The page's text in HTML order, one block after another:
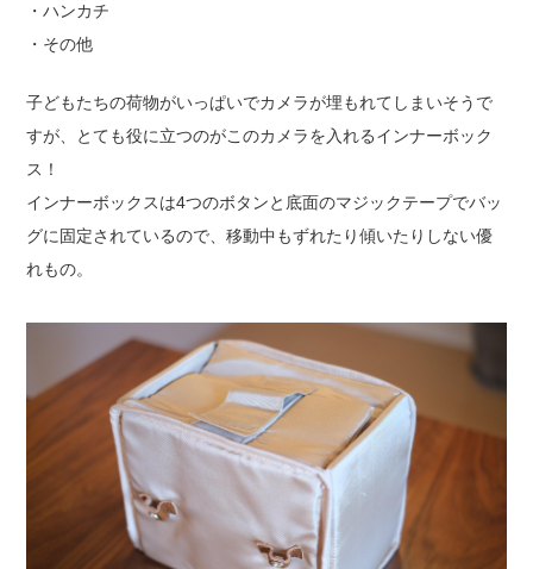
・ハンカチ
・その他
子どもたちの荷物がいっぱいでカメラが埋もれてしまいそうで
すが、とても役に立つのがこのカメラを入れるインナーボック
ス！
インナーボックスは4つのボタンと底面のマジックテープでバッ
グに固定されているので、移動中もずれたり傾いたりしない優
れもの。